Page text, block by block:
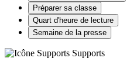
Préparer sa classe
Quart d'heure de lecture
Semaine de la presse
Supports